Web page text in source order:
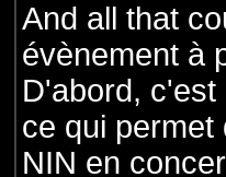
And all that
évènement à
D'abord,
ce qui permet
NIN en